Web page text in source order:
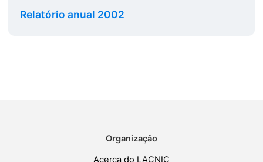
Relatório anual 2002
Organização
Acerca do LACNIC